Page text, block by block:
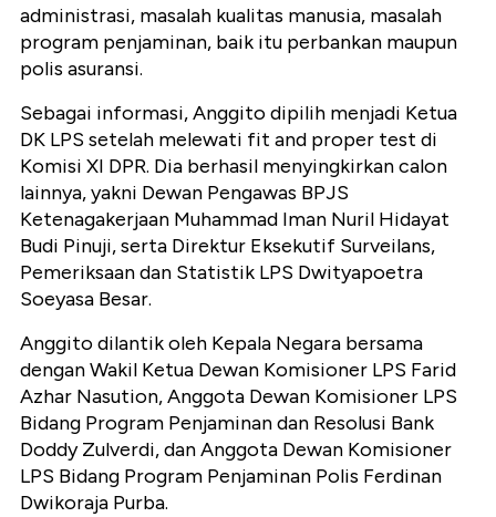
administrasi, masalah kualitas manusia, masalah
program penjaminan, baik itu perbankan maupun
polis asuransi.
Sebagai informasi, Anggito dipilih menjadi Ketua
DK LPS setelah melewati fit and proper test di
Komisi XI DPR. Dia berhasil menyingkirkan calon
lainnya, yakni Dewan Pengawas BPJS
Ketenagakerjaan Muhammad Iman Nuril Hidayat
Budi Pinuji, serta Direktur Eksekutif Surveilans,
Pemeriksaan dan Statistik LPS Dwityapoetra
Soeyasa Besar.
Anggito dilantik oleh Kepala Negara bersama
dengan Wakil Ketua Dewan Komisioner LPS Farid
Azhar Nasution, Anggota Dewan Komisioner LPS
Bidang Program Penjaminan dan Resolusi Bank
Doddy Zulverdi, dan Anggota Dewan Komisioner
LPS Bidang Program Penjaminan Polis Ferdinan
Dwikoraja Purba.